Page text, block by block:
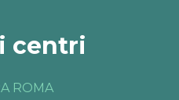
centri
ROMA